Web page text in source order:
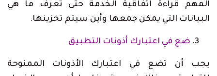
المهم قراءة اتفاقية الخدمة حتى تعرف ما هي
البيانات التي يمكن جمعها وأين سيتم تخزينها.
ضع في اعتبارك أذونات التطبيق
يجب أن تضع في اعتبارك الأذونات الممنوحة